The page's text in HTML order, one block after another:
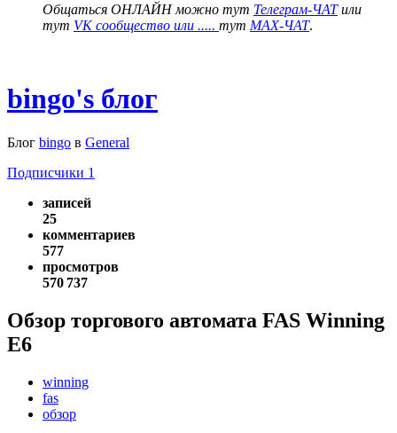
Общаться ОНЛАЙН можно тут Телеграм-ЧАТили
тут VK сообщество или ..... тут MAX-ЧАТ.
bingo's блог
Блог bingo в General
Подписчики 1
записей
25
комментариев
577
просмотров
570 737
Обзор торгового автомата FAS Winning
E6
winning
fas
обзор